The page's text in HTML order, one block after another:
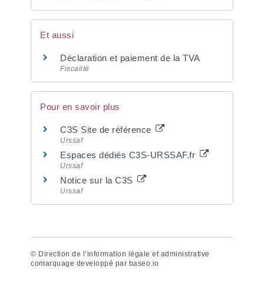
Et aussi
Déclaration et paiement de la TVA
Fiscalité
Pour en savoir plus
C3S Site de référence
Urssaf
Espaces dédiés C3S-URSSAF.fr
Urssaf
Notice sur la C3S
Urssaf
© Direction de l’information légale et administrative
comarquage developpé par baseo.io